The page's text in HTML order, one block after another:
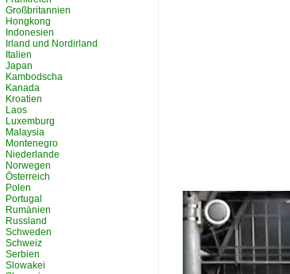
Großbritannien
Hongkong
Indonesien
Irland und Nordirland
Italien
Japan
Kambodscha
Kanada
Kroatien
Laos
Luxemburg
Malaysia
Montenegro
Niederlande
Norwegen
Österreich
Polen
Portugal
Rumänien
Russland
Schweden
Schweiz
Serbien
Slowakei